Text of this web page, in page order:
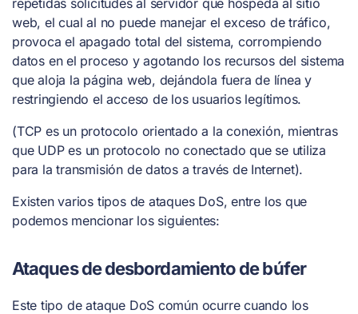
web, el cual al no puede manejar el exceso de tráfico,
provoca el apagado total del sistema, corrompiendo
datos en el proceso y agotando los recursos del sistema
que aloja la página web, dejándola fuera de línea y
restringiendo el acceso de los usuarios legítimos.
(TCP es un protocolo orientado a la conexión, mientras
que UDP es un protocolo no conectado que se utiliza
para la transmisión de datos a través de Internet).
Existen varios tipos de ataques DoS, entre los que
podemos mencionar los siguientes:
Ataques de desbordamiento de búfer
Este tipo de ataque DoS común ocurre cuando los